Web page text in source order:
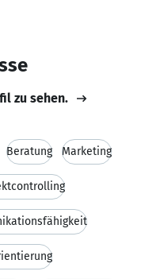
zu sehen.
Beratung Marketing